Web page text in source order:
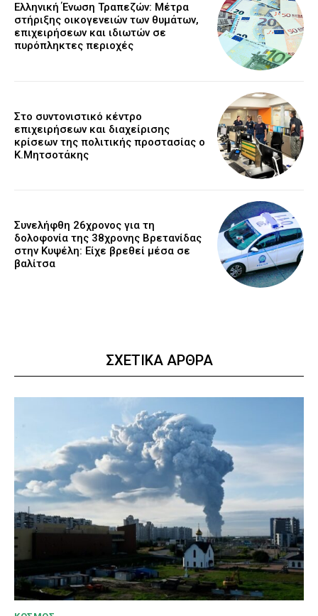
Ελληνική Ένωση Τραπεζών: Μέτρα
στήριξης οικογενειών των θυμάτων,
επιχειρήσεων και ιδιωτών σε
πυρόπληκτες περιοχές
Στο συντονιστικό κέντρο
επιχειρήσεων και διαχείρισης
κρίσεων της πολιτικής προστασίας ο
Κ.Μητσοτάκης
Συνελήφθη 26χρονος για τη
δολοφονία της 38χρονης Βρετανίδας
στην Κυψέλη: Είχε βρεθεί μέσα σε
βαλίτσα
ΣΧΕΤΙΚΑ ΑΡΘΡΑ